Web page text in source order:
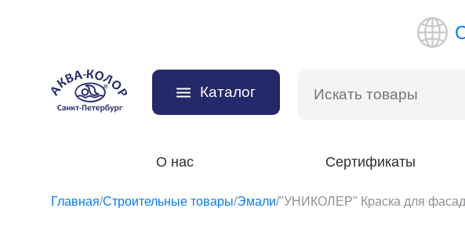
Каталог
О нас Сертификаты
Главная/Строительные товары/Эмали/"УНИКОЛЕР" Краска для